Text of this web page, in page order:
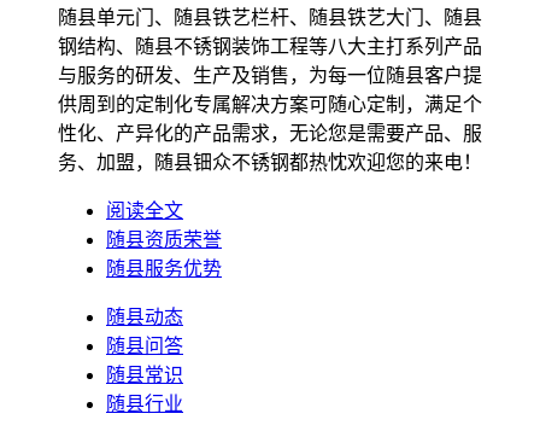
随县单元门、随县铁艺栏杆、随县铁艺大门、随县
钢结构、随县不锈钢装饰工程等八大主打系列产品
与服务的研发、生产及销售，为每一位随县客户提
供周到的定制化专属解决方案可随心定制，满足个
性化、产异化的产品需求，无论您是需要产品、服
务、加盟，随县钿众不锈钢都热忱欢迎您的来电！
阅读全文
随县资质荣誉
随县服务优势
随县动态
随县问答
随县常识
随县行业